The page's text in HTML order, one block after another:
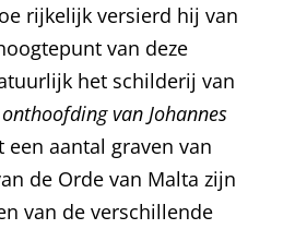
rijkelijk versierd hij van
van deze
het schilderij van
van Johannes
een aantal graven van
de Orde van Malta zijn
van de verschillende